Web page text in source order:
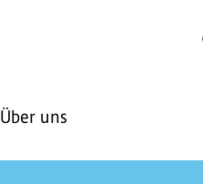
Über uns